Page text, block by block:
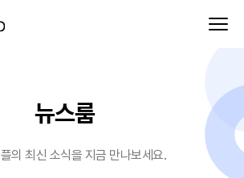
뉴스룸
의 최신 소식을 지금 만나보세요.